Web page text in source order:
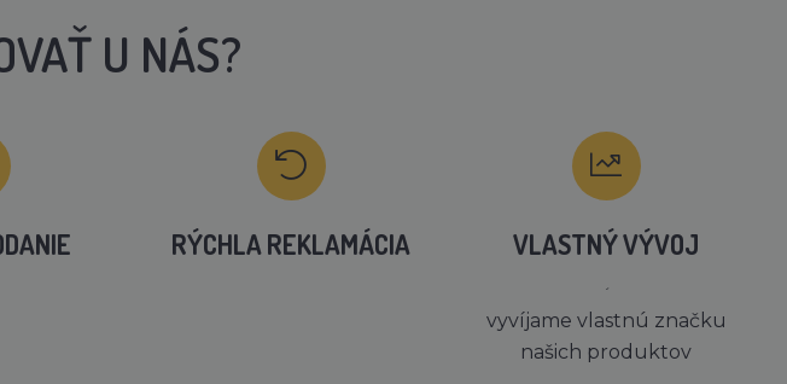
U NÁS?
RÝCHLA REKLAMÁCIA VLASTNÝ VÝVOJ
´
vyvíjame vlastnú značku
našich produktov